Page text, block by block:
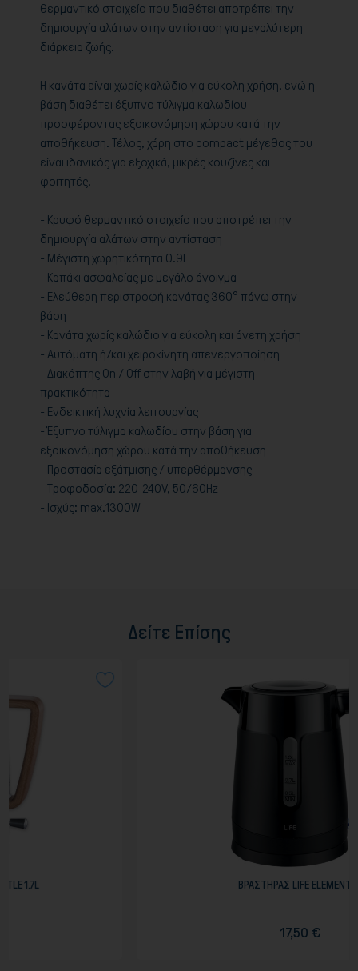
θερμαντικό στοιχείο που διαθέτει αποτρέπει την
δημιουργία αλάτων στην αντίσταση για μεγαλύτερη
διάρκεια ζωής.
Η κανάτα είναι χωρίς καλώδιο για εύκολη χρήση, ενώ η
βάση διαθέτει έξυπνο τύλιγμα καλωδίου
προσφέροντας εξοικονόμηση χώρου κατά την
αποθήκευση. Τέλος, χάρη στο compact μέγεθος του
είναι ιδανικός για εξοχικά, μικρές κουζίνες και
φοιτητές.
- Κρυφό θερμαντικό στοιχείο που αποτρέπει την
δημιουργία αλάτων στην αντίσταση
- Μέγιστη χωρητικότητα 0.9L
- Καπάκι ασφαλείας με μεγάλο άνοιγμα
- Ελεύθερη περιστροφή κανάτας 360° πάνω στην
βάση
- Κανάτα χωρίς καλώδιο για εύκολη και άνετη χρήση
- Αυτόματη ή/και χειροκίνητη απενεργοποίηση
- Διακόπτης On / Off στην λαβή για μέγιστη
πρακτικότητα
- Ενδεικτική λυχνία λειτουργίας
- Έξυπνο τύλιγμα καλωδίου στην βάση για
εξοικονόμηση χώρου κατά την αποθήκευση
- Προστασία εξάτμισης / υπερθέρμανσης
- Τροφοδοσία: 220-240V, 50/60Hz
- Ισχύς: max.1300W
Δείτε Επίσης
ΒΡΑΣΤΗΡΑΣ LIFE ELEMENT 1L